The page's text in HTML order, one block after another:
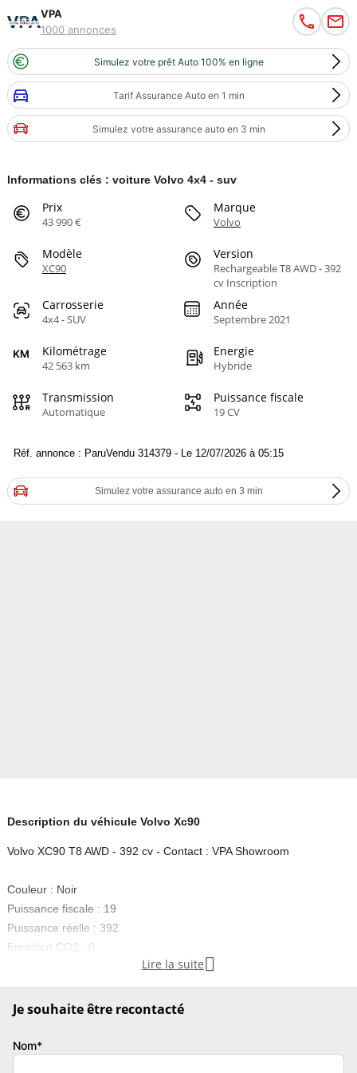
VPA
1000 annonces
Simulez votre prêt Auto 100% en ligne
Tarif Assurance Auto en 1 min
Simulez votre assurance auto en 3 min
Informations clés : voiture Volvo 4x4 - suv
Prix
43 990 €
Marque
Volvo
Modèle
XC90
Version
Rechargeable T8 AWD - 392
cv Inscription
Carrosserie
4x4 - SUV
Année
Septembre 2021
Kilométrage
42 563 km
Energie
Hybride
Transmission
Automatique
Puissance fiscale
19 CV
Réf. annonce : ParuVendu 314379 - Le 12/07/2026 à 05:15
Simulez votre assurance auto en 3 min
Description du véhicule Volvo Xc90
Volvo XC90 T8 AWD - 392 cv - Contact : VPA Showroom
Couleur : Noir
Puissance fiscale : 19
Puissance réelle : 392
Emission CO2 : 0
Abs, Accoudoir central, Affichage tête haute, Aide au démarrage en
latéraux, Airbags rideaux, Alarme, Allumage automatique des feux,
Anti-démarrage, Anti-patinage, Auto-radio commandé au volant,
Lire la suite 
Je souhaite être recontacté
Nom*